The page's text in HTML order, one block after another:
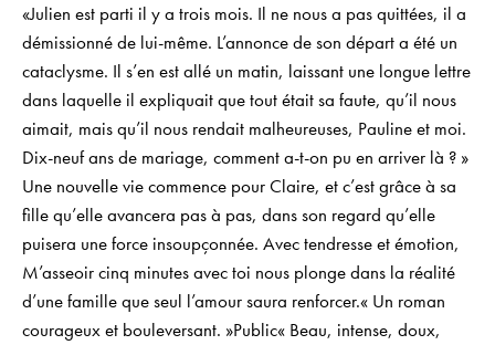
«Julien est parti il y a trois mois. Il ne nous a pas quittées, il a
démissionné de lui-même. L’annonce de son départ a été un
cataclysme. Il s’en est allé un matin, laissant une longue lettre
dans laquelle il expliquait que tout était sa faute, qu’il nous
aimait, mais qu’il nous rendait malheureuses, Pauline et moi.
Dix-neuf ans de mariage, comment a-t-on pu en arriver là ? »
Une nouvelle vie commence pour Claire, et c’est grâce à sa
fille qu’elle avancera pas à pas, dans son regard qu’elle
puisera une force insoupçonnée. Avec tendresse et émotion,
M’asseoir cinq minutes avec toi nous plonge dans la réalité
d’une famille que seul l’amour saura renforcer.« Un roman
courageux et bouleversant. »Public« Beau, intense, doux,